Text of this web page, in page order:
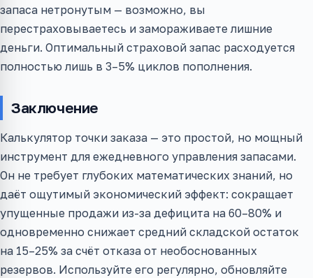
запаса нетронутым — возможно, вы
перестраховываетесь и замораживаете лишние
деньги. Оптимальный страховой запас расходуется
полностью лишь в 3–5% циклов пополнения.
Заключение
Калькулятор точки заказа — это простой, но мощный
инструмент для ежедневного управления запасами.
Он не требует глубоких математических знаний, но
даёт ощутимый экономический эффект: сокращает
упущенные продажи из-за дефицита на 60–80% и
одновременно снижает средний складской остаток
на 15–25% за счёт отказа от необоснованных
резервов. Используйте его регулярно, обновляйте